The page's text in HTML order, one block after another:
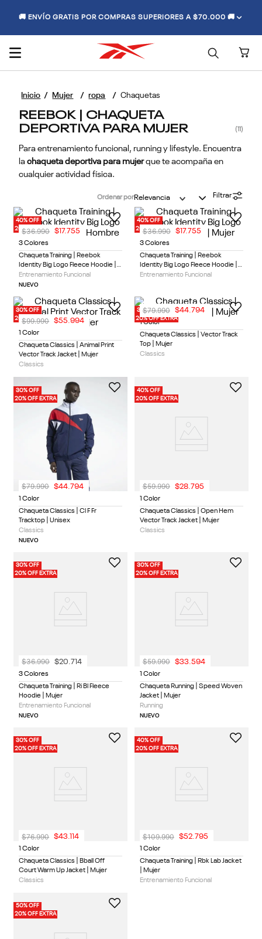
🚚 ENVÍO GRATIS POR COMPRAS SUPERIORES A $70.000 🚚
Mujer ropa Chaquetas
REEBOK | CHAQUETA
DEPORTIVA PARA MUJER
Para entrenamiento funcional, running y lifestyle. Encuentra
lachaqueta deportiva para mujerque te acompaña en
cualquier actividad física.
Ordenar porRelevancia Filtrar
40% OFF
20% OFF EXTRA
3 Colores
Chaqueta Training | Reebok
Identity Big Logo Fleece Hoodie |
Hombre
Entrenamiento Funcional
NUEVO
$36.990 $ 17.755
40% OFF
20% OFF EXTRA
3 Colores
Chaqueta Training | Reebok
Identity Big Logo Fleece Hoodie |
Mujer
Entrenamiento Funcional
$36.990 $17.755
30% OFF
20% OFF EXTRA
1 Color
Chaqueta Classics | Animal Print
Vector Track Jacket | Mujer
Classics
$99.990 $55.994
30% OFF
20% OFF EXTRA
1 Color
Chaqueta Classics | Vector Track
Top | Mujer
Classics
$79.990 $44.794
30% OFF
20% OFF EXTRA
1 Color
Chaqueta Classics | Cl F Fr
Tracktop | Unisex
Classics
NUEVO
$79.990 $44.794
40% OFF
20% OFF EXTRA
1 Color
Chaqueta Classics | Open Hem
Vector Track Jacket | Mujer
Classics
$59.990 $28.795
30% OFF
20% OFF EXTRA
3 Colores
Chaqueta Training | Ri Bl Fleece
Hoodie | Mujer
Entrenamiento Funcional
NUEVO
$36.990 $20 .714
30% OFF
20% OFF EXTRA
1 Color
Chaqueta Running | Speed Woven
Jacket | Mujer
Running
NUEVO
$59.990 $33 594
30% OFF
20% OFF EXTRA
1 Color
Chaqueta Classics | Bball Off
Court Warm Up Jacket | Mujer
Classics
$76.990 $43. 114
40% OFF
20% OFF EXTRA
1 Color
Chaqueta Training | Rbk Lab Jacket
| Mujer
Entrenamiento Funcional
$109.990 $52.795
50% OFF
20% OFF EXTRA